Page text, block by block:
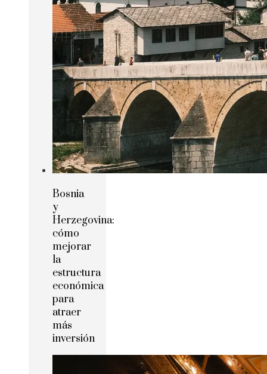
Bosnia
y
Herzegovina:
cómo
mejorar
la
estructura
económica
para
atraer
más
inversión